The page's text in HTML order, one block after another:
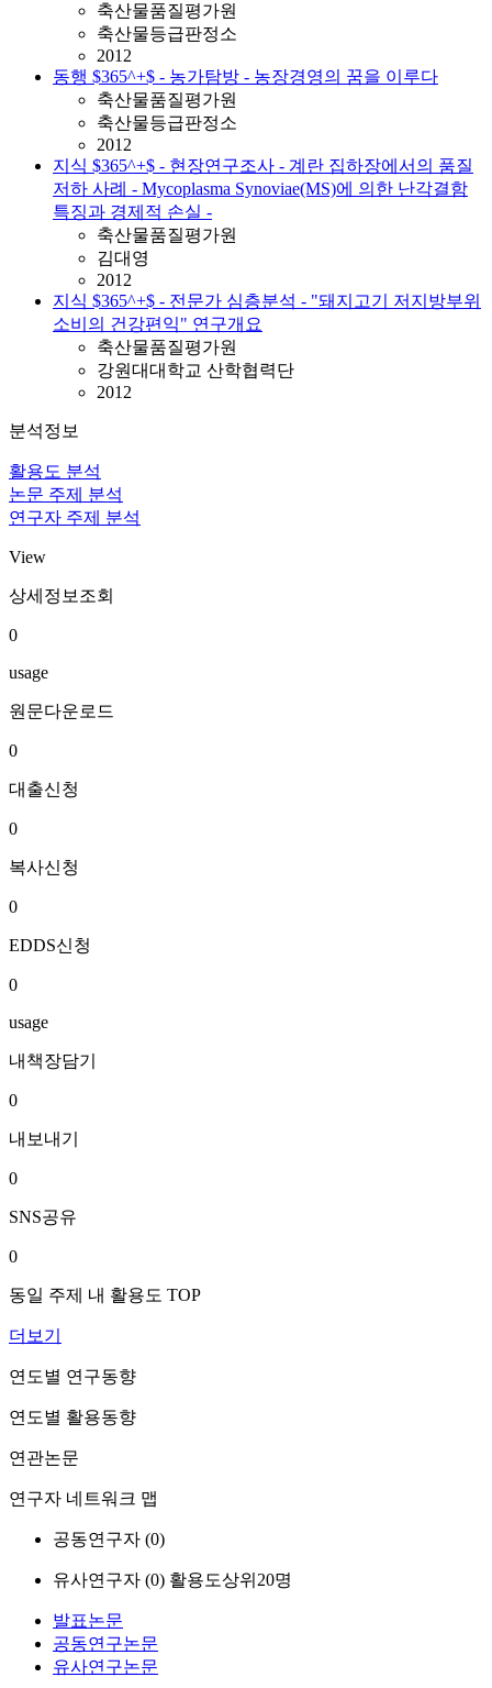
축산물품질평가원
축산물등급판정소
2012
동행 $365^+$ - 농가탐방 - 농장경영의 꿈을 이루다
축산물품질평가원
축산물등급판정소
2012
지식 $365^+$ - 현장연구조사 - 계란 집하장에서의 품질
저하 사례 - Mycoplasma Synoviae(MS)에 의한 난각결함
특징과 경제적 손실 -
축산물품질평가원
김대영
2012
지식 $365^+$ - 전문가 심층분석 - "돼지고기 저지방부위
소비의 건강편익" 연구개요
축산물품질평가원
강원대대학교 산학협력단
2012
분석정보
활용도 분석
논문 주제 분석
연구자 주제 분석
View
상세정보조회
0
usage
원문다운로드
0
대출신청
0
복사신청
0
EDDS신청
0
usage
내책장담기
0
내보내기
0
SNS공유
0
동일 주제 내 활용도 TOP
더보기
연도별 연구동향
연도별 활용동향
연관논문
연구자 네트워크 맵
공동연구자 (0)
유사연구자 (0) 활용도상위20명
발표논문
공동연구논문
유사연구논문